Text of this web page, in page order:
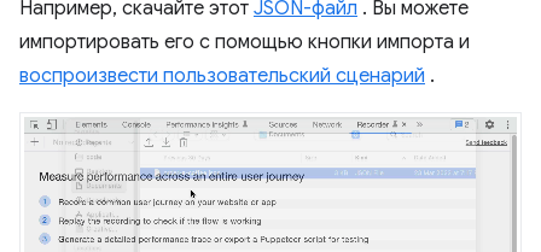
Например, скачайте этот JSON-файл . Вы можете
импортировать его с помощью кнопки импорта и
воспроизвести пользовательский сценарий .